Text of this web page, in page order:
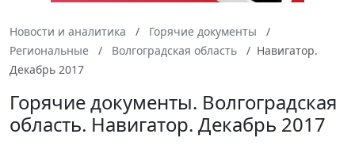
Новости и аналитика
Горячие документы
Региональные
Волгоградская область
Навигатор.
Декабрь 2017
Горячие документы. Волгоградская
область. Навигатор. Декабрь 2017